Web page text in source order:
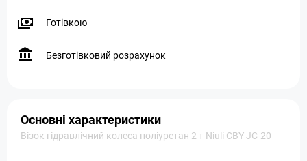
Готівкою
Безготівковий розрахунок
Основні характеристики
Візок гідравлічний колеса поліуретан 2 т Niuli CBY JС-20